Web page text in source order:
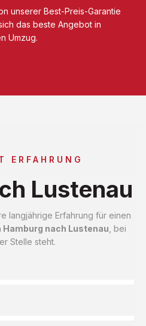
unserer Best-Preis-Garantie
das beste Angebot in
Umzug.
ERFAHRUNG
Lustenau
langjährige Erfahrung für einen
nach Lustenau , bei
Stelle steht.